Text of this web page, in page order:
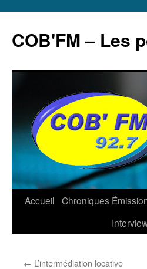
contenu
COB'FM – Les
Accueil Chroniques
← L’intermédiation locative